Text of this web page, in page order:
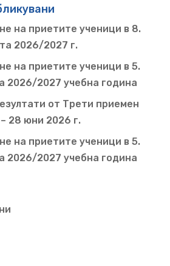
на приетите ученици в 8.
2026/2027 г.
на приетите ученици в 5.
2026/2027 учебна година
от Трети приемен
28 юни 2026 г.
на приетите ученици в 5.
2026/2027 учебна година